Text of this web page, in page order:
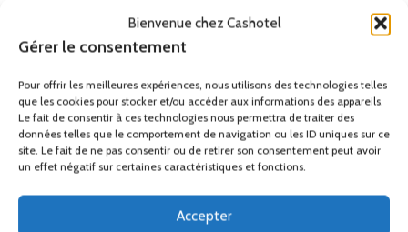
Bienvenue chez Cashotel
Gérer le consentement
Pour offrir les meilleures expériences, nous utilisons des technologies telles
que les cookies pour stocker et/ou accéder aux informations des appareils.
Le fait de consentir à ces technologies nous permettra de traiter des
données telles que le comportement de navigation ou les ID uniques sur ce
site. Le fait de ne pas consentir ou de retirer son consentement peut avoir
un effet négatif sur certaines caractéristiques et fonctions.
Accepter
couvercle basculant, poubelle pas chère, poubelles pas chères,
poubelle extérieure pas chère, poubelle de bureau pas chère, poubelle
inoxydable pas chère, poubelle grande capacité pas chère, poubelle
grand volume pas chère, poubelle terrasse pas chère, poubelle
couvercle basculant pas chère, poubelle extérieure livraison gratuite,
poubelle livraison gratuite
Remise